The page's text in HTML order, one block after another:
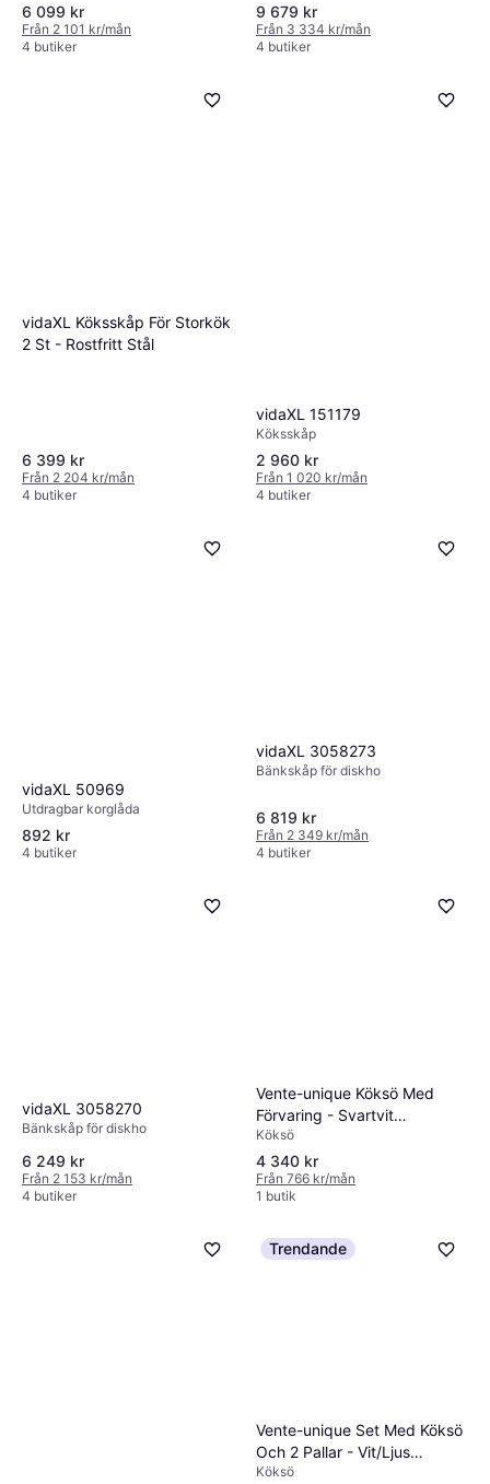
6 099 kr
Från 2 101 kr/mån
4 butiker
9 679 kr
Från 3 334 kr/mån
4 butiker
vidaXL Köksskåp För Storkök
2 St - Rostfritt Stål
6 399 kr
Från 2 204 kr/mån
4 butiker
vidaXL 151179
Köksskåp
2 960 kr
Från 1 020 kr/mån
4 butiker
vidaXL 50969
Utdragbar korglåda
892 kr
4 butiker
vidaXL 3058273
Bänkskåp för diskho
6 819 kr
Från 2 349 kr/mån
4 butiker
vidaXL 3058270
Bänkskåp för diskho
6 249 kr
Från 2 153 kr/mån
4 butiker
Vente-unique Köksö Med
Förvaring - Svartvit
Marmoreffekt
Köksö
4 340 kr
Från 766 kr/mån
1 butik
Trendande
Vente-unique Set Med Köksö
Och 2 Pallar - Vit/Ljus
Naturlig
Köksö